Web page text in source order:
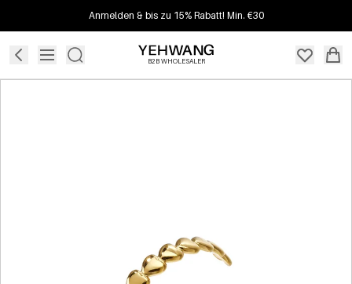
Anmelden & bis zu 15% Rabatt! Min. €30
B2B WHOLESALER